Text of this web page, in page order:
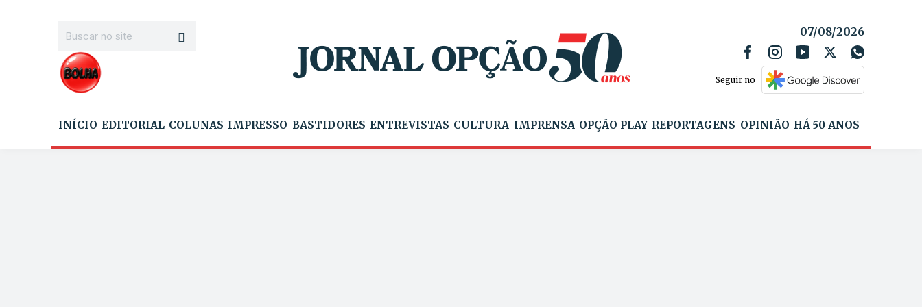
07/08/2026
Seguir no
INÍCIO EDITORIAL COLUNAS IMPRESSO BASTIDORES ENTREVISTAS CULTURA IMPRENSA OPÇÃO PLAY REPORTAGENS OPINIÃO HÁ 50 ANOS